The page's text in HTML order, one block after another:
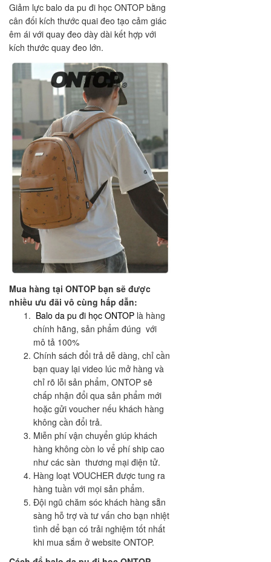
Giảm lực balo da pu đi học ONTOP bằng
cân đối kích thước quai đeo tạo cảm giác
êm ái với quay đeo dày dài kết hợp với
kích thước quay đeo lớn.
Mua hàng tại ONTOP bạn sẽ được
nhiều ưu đãi vô cùng hấp dẫn:
Balo da pu đi học ONTOP là hàng
chính hãng, sản phẩm đúng với
mô tả 100%
Chính sách đổi trả dễ dàng, chỉ cần
bạn quay lại video lúc mở hàng và
chỉ rõ lỗi sản phẩm, ONTOP sẽ
chấp nhận đổi qua sản phẩm mới
hoặc gửi voucher nếu khách hàng
không cần đổi trả.
Miễn phí vận chuyển giúp khách
hàng không còn lo vể phí ship cao
như các sàn thương mại điện tử.
Hàng loạt VOUCHER được tung ra
hàng tuần với mọi sản phẩm.
Đội ngũ chăm sóc khách hàng sẵn
sàng hỗ trợ và tư vấn cho bạn nhiệt
tình dể bạn có trải nghiệm tốt nhất
khi mua sắm ở website ONTOP.